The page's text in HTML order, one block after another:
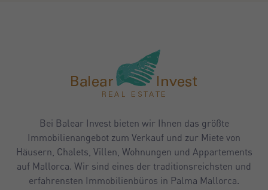
Bei Balear Invest bieten wir Ihnen das größte
Immobilienangebot zum Verkauf und zur Miete von
Häusern, Chalets, Villen, Wohnungen und Appartements
auf Mallorca. Wir sind eines der traditionsreichsten und
erfahrensten Immobilienbüros in Palma Mallorca.